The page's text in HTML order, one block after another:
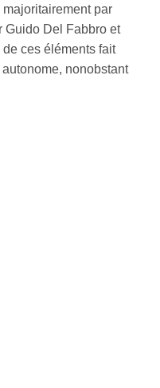
par
Guido Del Fabbro et
ces éléments fait
nonobstant